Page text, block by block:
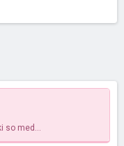
so med...